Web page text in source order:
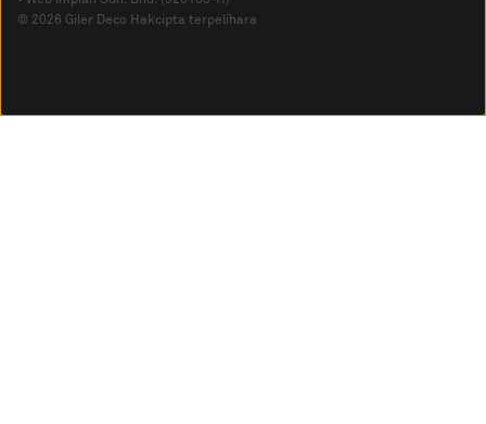
© 2026 Giler Deco Hakcipta terpelihara